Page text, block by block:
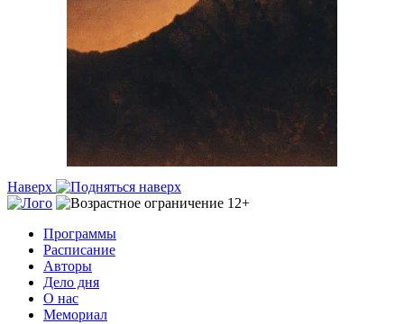
Наверх
Программы
Расписание
Авторы
Дело дня
О нас
Мемориал